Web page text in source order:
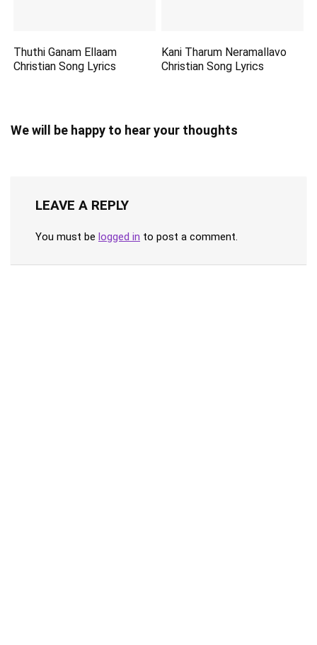
Thuthi Ganam Ellaam
Christian Song Lyrics
Kani Tharum Neramallavo
Christian Song Lyrics
We will be happy to hear your thoughts
LEAVE A REPLY
You must be logged in to post a comment.